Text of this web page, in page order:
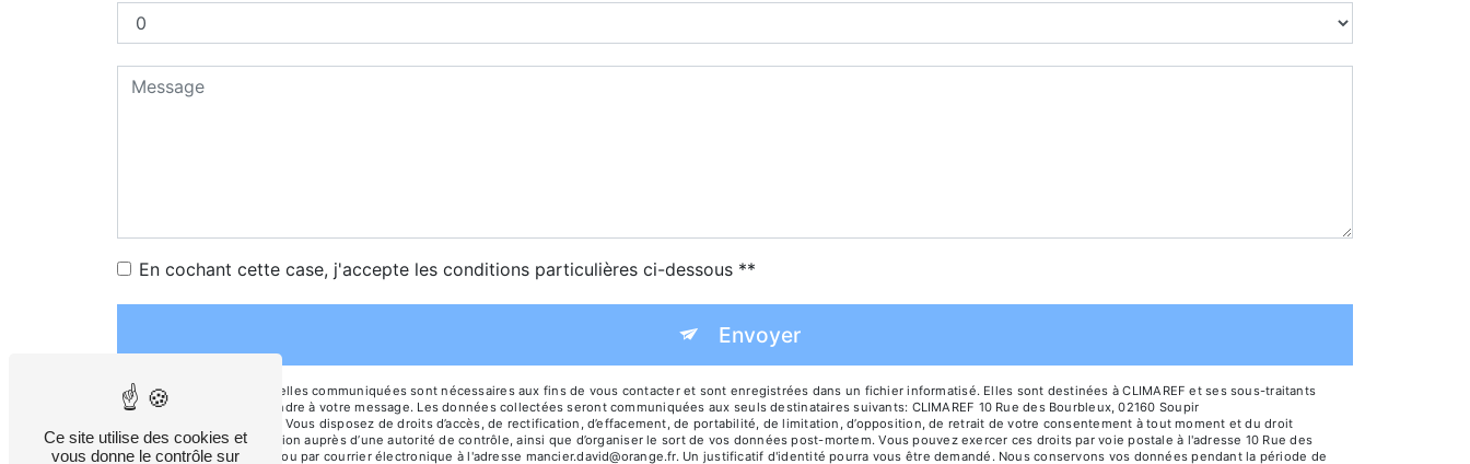
En cochant cette case, j'accepte les conditions particulières ci-dessous **
Envoyer
** Les données personnelles communiquées sont nécessaires aux fins de vous contacter et sont enregistrées dans un fichier informatisé. Elles sont destinées à CLIMAREF et ses sous-traitants
dans le seul but de répondre à votre message. Les données collectées seront communiquées aux seuls destinataires suivants: CLIMAREF 10 Rue des Bourbleux, 02160 Soupir
mancier.david@orange.fr. Vous disposez de droits d’accès, de rectification, d’effacement, de portabilité, de limitation, d’opposition, de retrait de votre consentement à tout moment et du droit
d’introduire une réclamation auprès d’une autorité de contrôle, ainsi que d’organiser le sort de vos données post-mortem. Vous pouvez exercer ces droits par voie postale à l'adresse 10 Rue des
Bourbleux, 02160 Soupir ou par courrier électronique à l'adresse mancier.david@orange.fr. Un justificatif d'identité pourra vous être demandé. Nous conservons vos données pendant la période de
Ce site utilise des cookies et
vous donne le contrôle sur